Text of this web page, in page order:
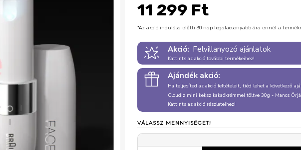
11 299 Ft
*Az akció indulása előtti 30 nap legalacsonyabb ára ennél a
Akció: Felvillanyozó ajánlatok
Kattints az akció további termékeihez!
Ajándék akció:
Ha teljesíted az akció feltételeit, tiéd lehet a következő
Cloudiz mini keksz kakaókrémmel töltve 30g - Mancs
Kattints az akció részleteihez!
VÁLASSZ MENNYISÉGET!